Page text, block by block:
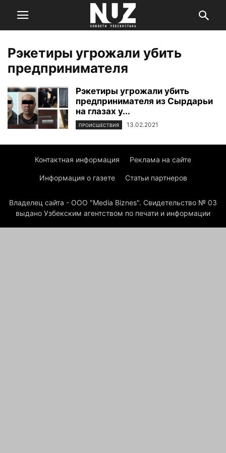
Рэкетиры угрожали убить
предпринимателя
Рэкетиры угрожали убить
предпринимателя из Сырдарьи
на глазах у...
ПРОИСШЕСТВИЯ 13.02.2021
Контактная информация Реклама на сайте
Информация о газете Статьи партнеров
Владелец сайта - ООО "Media Biznes". Свидетельство № 03
выдано Узбекским агентством по печати и информации